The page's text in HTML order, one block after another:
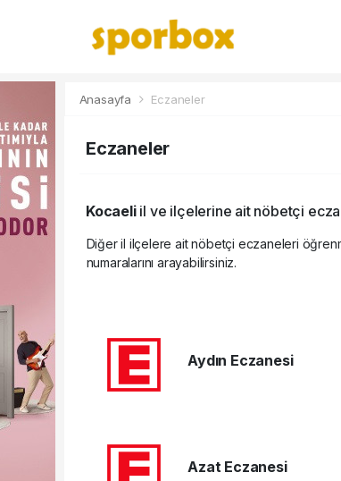
Anasayfa Eczaneler
Eczaneler
Kocaeliil ve ilçelerine ait nöbetçi
Diğer il ilçelere ait nöbetçi eczaneleri
numaralarını arayabilirsiniz.
Aydın Eczanesi
Azat Eczanesi